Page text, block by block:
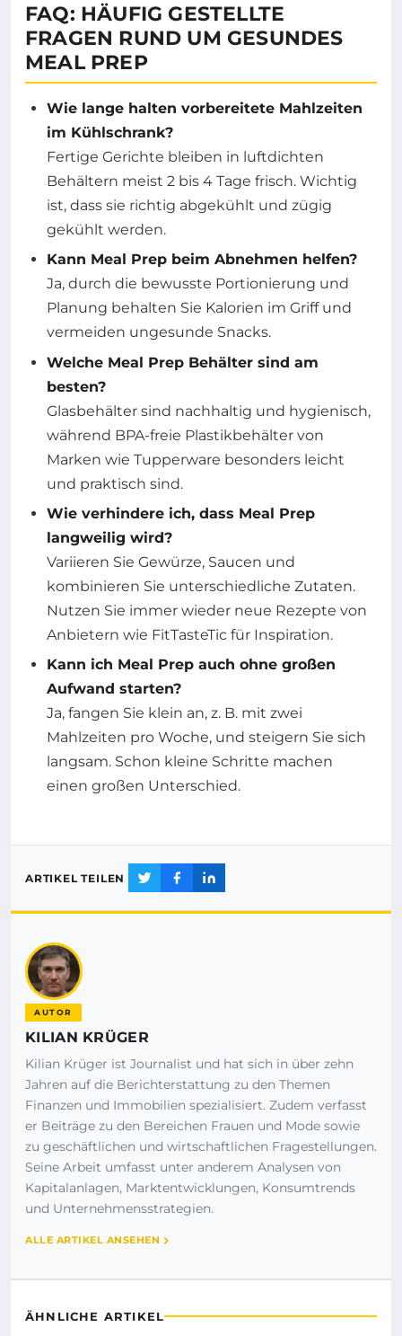
FAQ: HÄUFIG GESTELLTE
FRAGEN RUND UM GESUNDES
MEAL PREP
Wie lange halten vorbereitete Mahlzeiten
im Kühlschrank?
Fertige Gerichte bleiben in luftdichten
Behältern meist 2 bis 4 Tage frisch. Wichtig
ist, dass sie richtig abgekühlt und zügig
gekühlt werden.
Kann Meal Prep beim Abnehmen helfen?
Ja, durch die bewusste Portionierung und
Planung behalten Sie Kalorien im Griff und
vermeiden ungesunde Snacks.
Welche Meal Prep Behälter sind am
besten?
Glasbehälter sind nachhaltig und hygienisch,
während BPA-freie Plastikbehälter von
Marken wie Tupperware besonders leicht
und praktisch sind.
Wie verhindere ich, dass Meal Prep
langweilig wird?
Variieren Sie Gewürze, Saucen und
kombinieren Sie unterschiedliche Zutaten.
Nutzen Sie immer wieder neue Rezepte von
Anbietern wie FitTasteTic für Inspiration.
Kann ich Meal Prep auch ohne großen
Aufwand starten?
Ja, fangen Sie klein an, z. B. mit zwei
Mahlzeiten pro Woche, und steigern Sie sich
langsam. Schon kleine Schritte machen
einen großen Unterschied.
ARTIKEL TEILEN
AUTOR
KILIAN KRÜGER
Kilian Krüger ist Journalist und hat sich in über zehn
Jahren auf die Berichterstattung zu den Themen
Finanzen und Immobilien spezialisiert. Zudem verfasst
er Beiträge zu den Bereichen Frauen und Mode sowie
zu geschäftlichen und wirtschaftlichen Fragestellungen.
Seine Arbeit umfasst unter anderem Analysen von
Kapitalanlagen, Marktentwicklungen, Konsumtrends
und Unternehmensstrategien.
ALLE ARTIKEL ANSEHEN
ÄHNLICHE ARTIKEL